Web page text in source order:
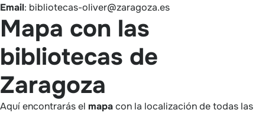
Email: bibliotecas-oliver@zaragoza.es
Mapa con las
bibliotecas de
Zaragoza
Aquí encontrarás el mapacon la localización de todas las